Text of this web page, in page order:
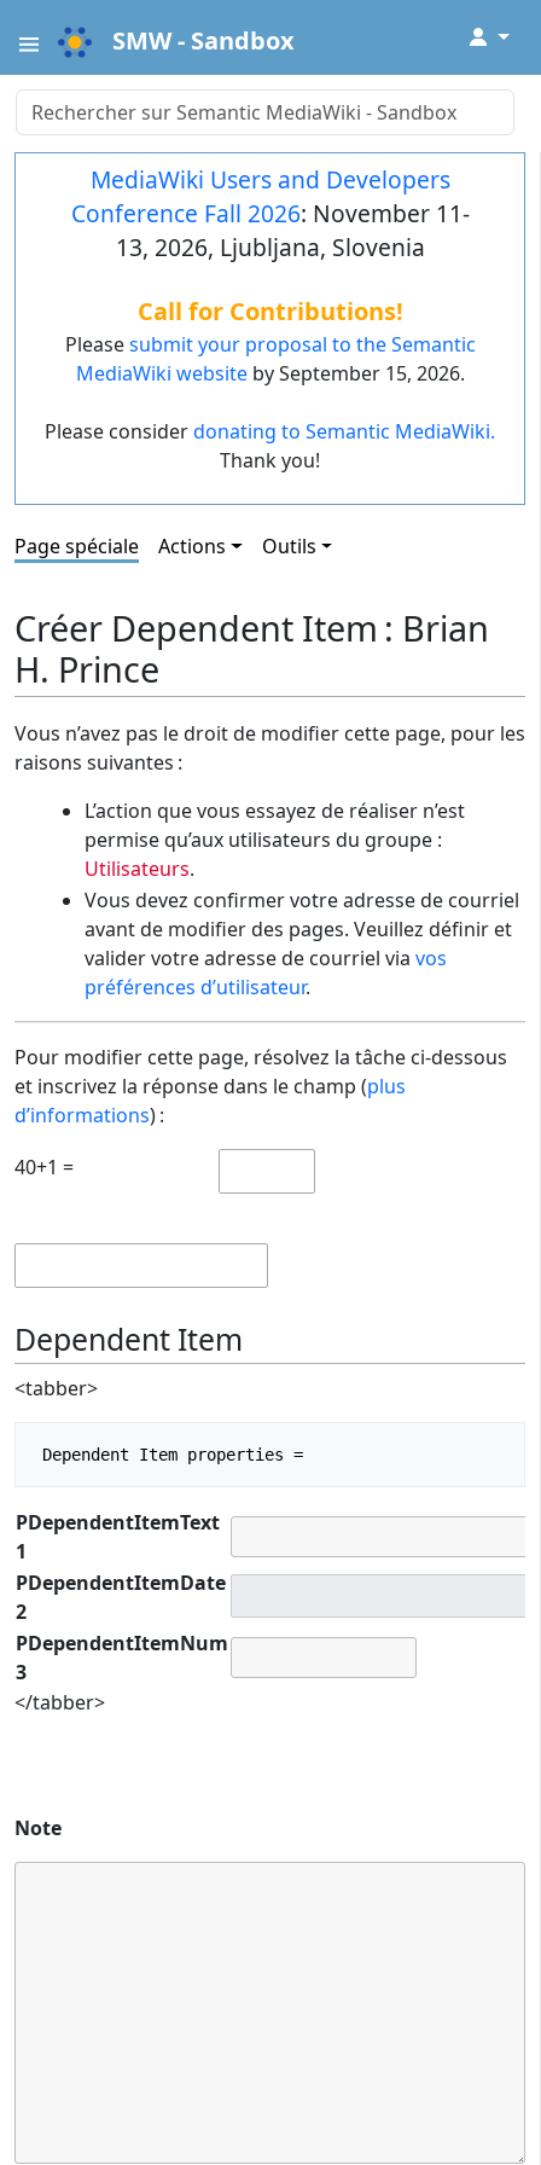
SMW - Sandbox ↓
MediaWiki Users and Developers
Conference Fall 2026: November 11-
13, 2026, Ljubljana, Slovenia
Call for Contributions!
Pleasesubmit your proposal to the Semantic
MediaWiki websiteby September 15, 2026.
Please considerdonating to Semantic MediaWiki.
Thank you!
Page spéciale Actions Outils
Créer Dependent Item : Brian
H. Prince
Vous n’avez pas le droit de modifier cette page, pour les
raisons suivantes :
L’action que vous essayez de réaliser n’est
permise qu’aux utilisateurs du groupe :
Utilisateurs.
Vous devez confirmer votre adresse de courriel
avant de modifier des pages. Veuillez définir et
valider votre adresse de courriel via vos
préférences d’utilisateur.
Pour modifier cette page, résolvez la tâche ci-dessous
et inscrivez la réponse dans le champ (plus
d’informations) :
40+1 =
Dependent Item
<tabber>
PDependentItemText
1
PDependentItemDate
2
PDependentItemNum
3
</tabber>
Note